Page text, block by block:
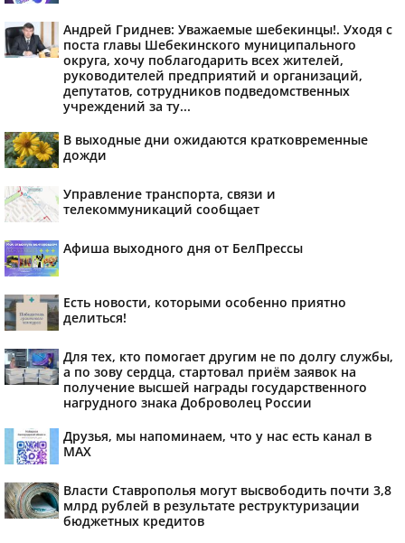
Андрей Гриднев: Уважаемые шебекинцы!. Уходя с
поста главы Шебекинского муниципального
округа, хочу поблагодарить всех жителей,
руководителей предприятий и организаций,
депутатов, сотрудников подведомственных
учреждений за ту...
В выходные дни ожидаются кратковременные
дожди
Управление транспорта, связи и
телекоммуникаций сообщает
Афиша выходного дня от БелПрессы
Есть новости, которыми особенно приятно
делиться!
Для тех, кто помогает другим не по долгу службы,
а по зову сердца, стартовал приём заявок на
получение высшей награды государственного
нагрудного знака Доброволец России
Друзья, мы напоминаем, что у нас есть канал в
МАХ
Власти Ставрополья могут высвободить почти 3,8
млрд рублей в результате реструктуризации
бюджетных кредитов